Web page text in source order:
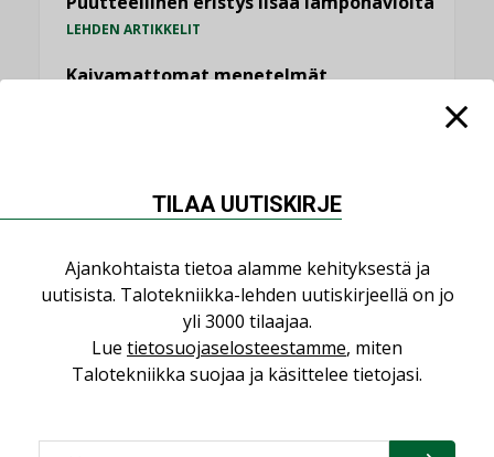
LEHDEN ARTIKKELIT
Kaivamattomat menetelmät
KATSO KAIKKI
NÄKÖKULMIA
Puheista tekoihin – uusin teknologia
KOLUMNI
TILAA UUTISKIRJE
Ajankohtaista tietoa alamme kehityksestä ja
uutisista. Talotekniikka-lehden uutiskirjeellä on jo
yli 3000 tilaajaa.
Lue tietosuojaselosteestamme, miten
Talotekniikka suojaa ja käsittelee tietojasi.